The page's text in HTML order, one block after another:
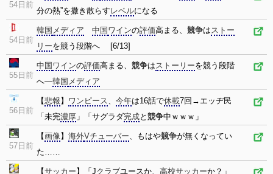
54日前
分の熱”を撒き散らす レベルになる
54日前
韓国 メディア 中国 ワインの評価高まる、 競争はストー
リーを競う段階へ [6/13]
55日前
中国 ワインの評価高まる、 競争はストーリーを競う段階
へ―韓国 メディア
56日前
【悲報 】 ワンピース、 今年は16話で休載7回→エッヂ民
「未完濃厚 」「サグラダ完成と 競争中ｗｗｗ」
57日前
【画像】 海外Vチューバー、もはや競争が無くなってい
た……
【サッカー 】「Jクラブユースか、 高校サッカーか？」